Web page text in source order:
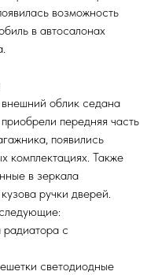
возможность
в автосалонах
облик седана
передняя часть
появились
комплектациях. Также
в зеркала
ручки дверей.
с
светодиодные